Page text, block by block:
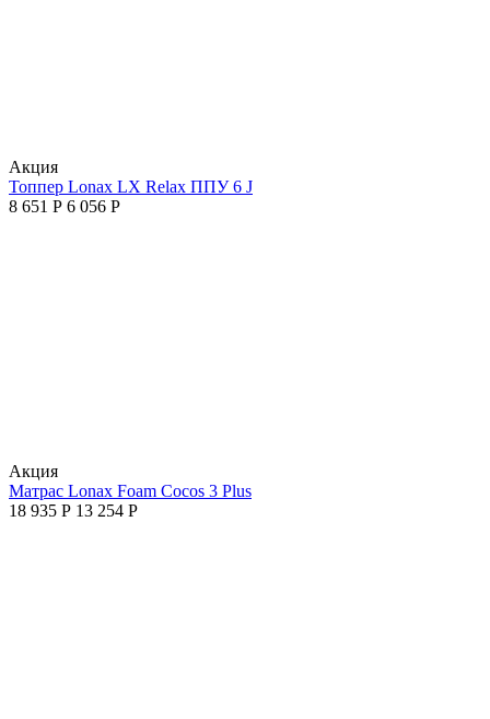
Aкция
Топпер Lonax LX Relax ППУ 6 J
8 651 Р 6 056 Р
Aкция
Матрас Lonax Foam Cocos 3 Plus
18 935 Р 13 254 Р